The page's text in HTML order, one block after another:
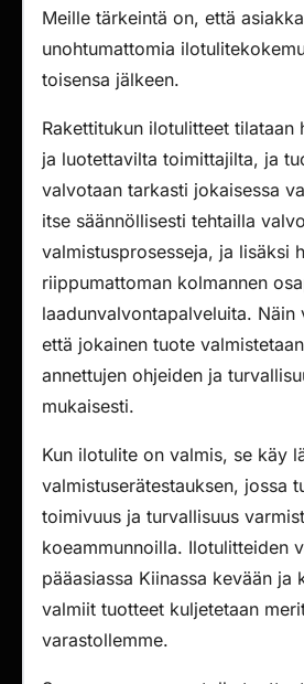
Meille tärkeintä on, että
unohtumattomia
toisensa jälkeen.
Rakettitukun ilotulitteet tilataan
ja luotettavilta toimittajilta, ja
valvotaan tarkasti jokaisessa
itse säännöllisesti tehtailla
valmistusprosesseja, ja lisäksi
riippumattoman kolmannen
laadunvalvontapalveluita. Näin
että jokainen tuote
annettujen ohjeiden ja
mukaisesti.
Kun ilotulite on valmis, se käy
valmistuserätestauksen, jossa
toimivuus ja turvallisuus
koeammunnoilla. Ilotulitteiden
pääasiassa Kiinassa kevään ja
valmiit tuotteet kuljetetaan
varastollemme.